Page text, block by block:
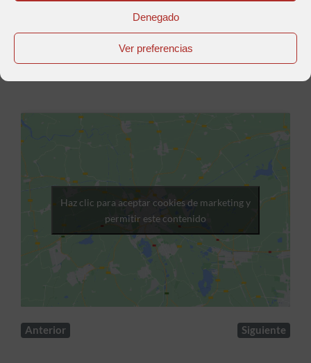
Denegado
Ver preferencias
Haz clic para aceptar cookies de marketing y
permitir este contenido
Anterior Siguiente